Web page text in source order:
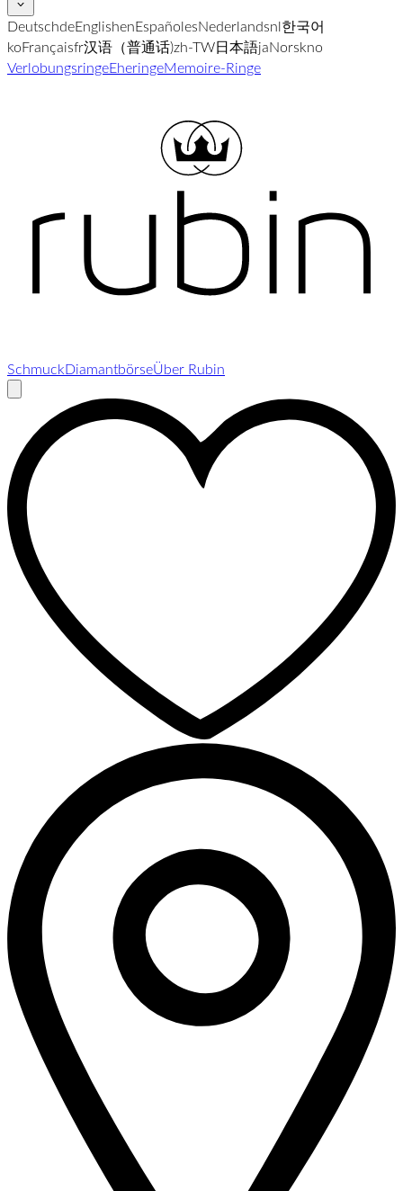
DeutschdeEnglishenEspañolesNederlandsnl한국어
koFrançaisfr汉语（普通话)zh-TW日本語jaNorskno
VerlobungsringeEheringeMemoire-Ringe
SchmuckDiamantbörseÜber Rubin